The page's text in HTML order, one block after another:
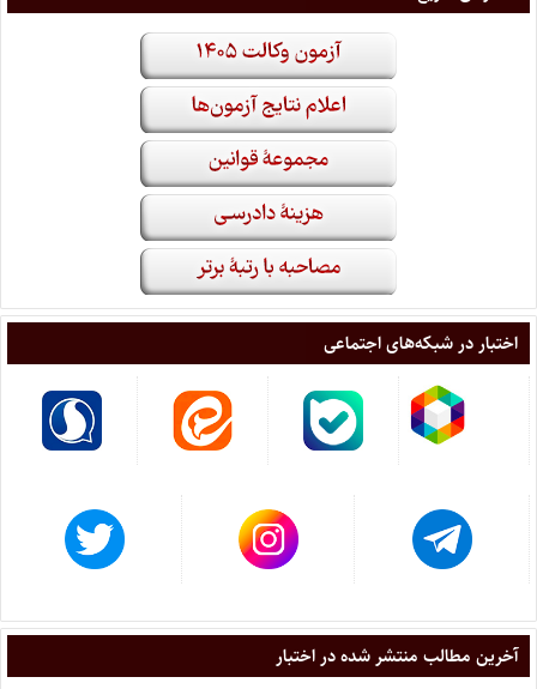
اختبار در شبکه‌های اجتماعی
آخرین مطالب منتشر شده در اختبار